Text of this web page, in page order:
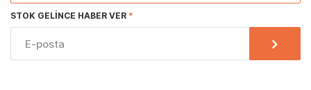
STOK GELINCE HABER VER